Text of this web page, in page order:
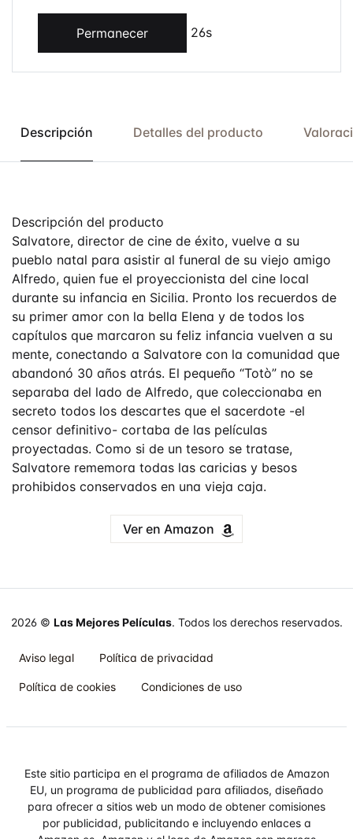
Permanecer 26s
Descripción Detalles del producto
Descripción del producto
Salvatore, director de cine de éxito, vuelve a su
pueblo natal para asistir al funeral de su viejo amigo
Alfredo, quien fue el proyeccionista del cine local
durante su infancia en Sicilia. Pronto los recuerdos de
su primer amor con la bella Elena y de todos los
capítulos que marcaron su feliz infancia vuelven a su
mente, conectando a Salvatore con la comunidad que
abandonó 30 años atrás. El pequeño “Totò” no se
separaba del lado de Alfredo, que coleccionaba en
secreto todos los descartes que el sacerdote -el
censor definitivo- cortaba de las películas
proyectadas. Como si de un tesoro se tratase,
Salvatore rememora todas las caricias y besos
prohibidos conservados en una vieja caja.
Ver en Amazon
2026 © Las Mejores Películas. Todos los derechos reservados.
Aviso legal Política de privacidad
Política de cookies Condiciones de uso
Este sitio participa en el programa de afiliados de Amazon
EU, un programa de publicidad para afiliados, diseñado
para ofrecer a sitios web un modo de obtener comisiones
por publicidad, publicitando e incluyendo enlaces a